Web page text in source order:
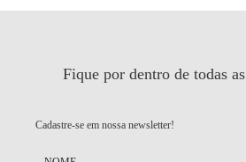
Fique por dentro de todas as
Cadastre-se em nossa newsletter!